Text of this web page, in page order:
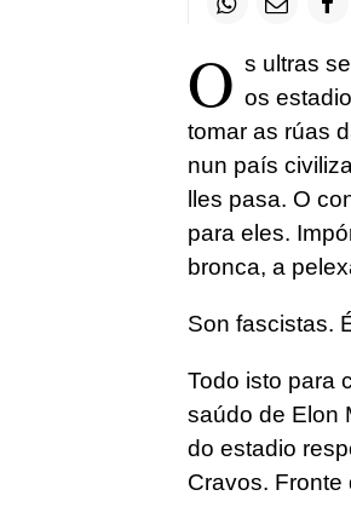
O s ultras
os
tomar as rúas
nun país
lles pasa. O
para eles.
bronca, a
Son fascistas.
Todo isto para
saúdo de Elon
do estadio
Cravos. Fronte